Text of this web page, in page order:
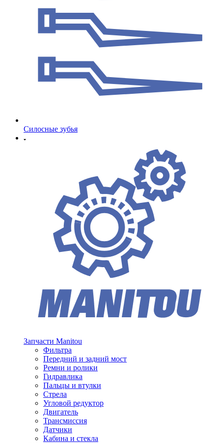
Cилосные зубья
Запчасти Manitou
Фильтра
Передний и задний мост
Ремни и ролики
Гидравлика
Пальцы и втулки
Стрела
Угловой редуктор
Двигатель
Трансмиссия
Датчики
Кабина и стекла